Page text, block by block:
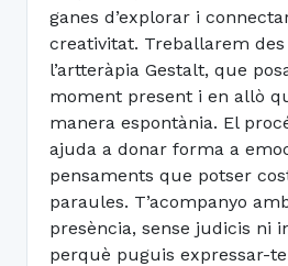
ganes d’explorar i
creativitat. Treballarem
l’artteràpia Gestalt, que
moment present i en allò
manera espontània. El
ajuda a donar forma a
pensaments que potser
paraules. T’acompanyo
presència, sense judicis ni
perquè puguis expressar-